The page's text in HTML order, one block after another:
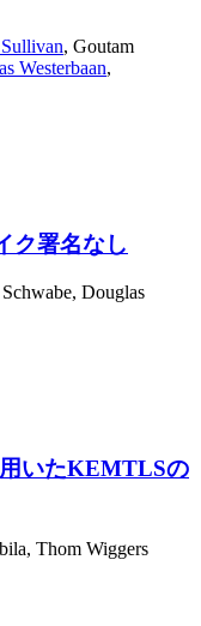
, Goutam
Westerbaan,
ク署名なし
, Douglas
いたKEMTLSの
, Thom Wiggers